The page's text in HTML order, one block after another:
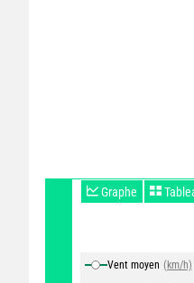
Graphe
Vent moyen (km/h)